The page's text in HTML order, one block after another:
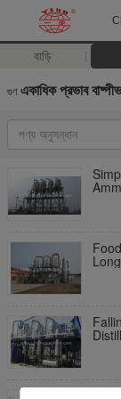
বাড়ি
গুণ একাধিক প্রভাব